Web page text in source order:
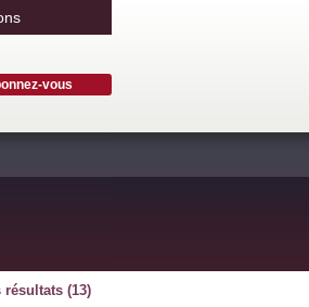
vous
résultats (13)